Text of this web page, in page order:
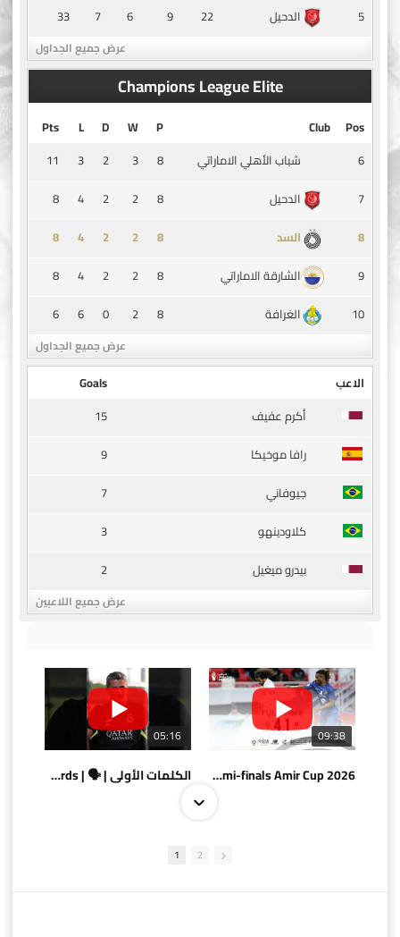
5
الدحيل 22
9
6
7
33
عرض جميع الجداول
Champions League Elite
Pos
Club
P
W
D
L
Pts
6
شباب الأهلي الاماراتي 8
3
2
3
11
7
الدحيل 8
2
2
4
8
8
السد 8
2
2
4
8
9
الشارقة الاماراتي 8
2
2
4
8
10
الغرافة 8
2
0
6
6
عرض جميع الجداول
الاعب
Goals
أكرم عفيف
15
رافا موخيكا
9
جيوفاني
7
كلاودينهو
3
بيدرو ميغيل
2
عرض جميع اللاعبين
05:16
الكلمات الأولى | 🗣 | First words
09:38
AlSadd 4/1 AlDuhail - Semi-finals Amir Cup 2026 #السد/ الدحيل
1 2